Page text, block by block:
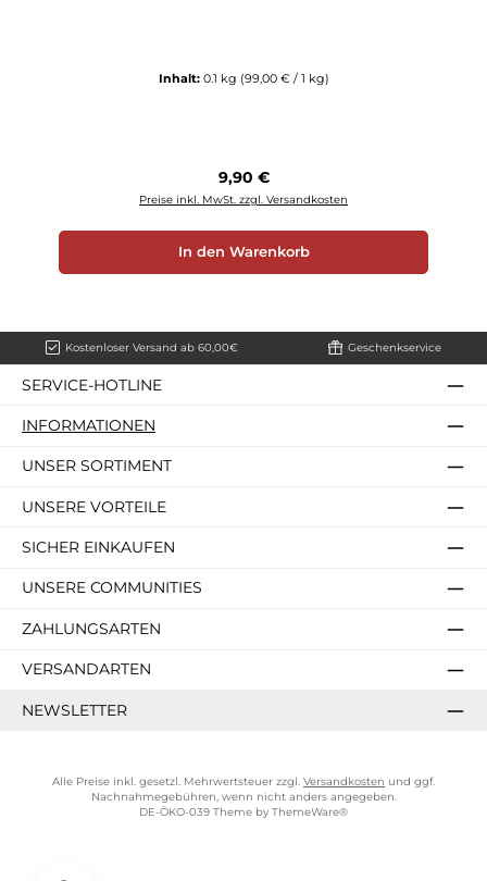
Inhalt: 0.1 kg (99,00 € / 1 kg)
Regulärer Preis:
9,90 €
Preise inkl. MwSt. zzgl. Versandkosten
In den Warenkorb
Kostenloser Versand ab 60,00€ Geschenkservice
SERVICE-HOTLINE
INFORMATIONEN
UNSER SORTIMENT
UNSERE VORTEILE
SICHER EINKAUFEN
UNSERE COMMUNITIES
ZAHLUNGSARTEN
VERSANDARTEN
NEWSLETTER
Alle Preise inkl. gesetzl. Mehrwertsteuer zzgl. Versandkosten und ggf.
Nachnahmegebühren, wenn nicht anders angegeben.
DE-ÖKO-039 Theme by ThemeWare®